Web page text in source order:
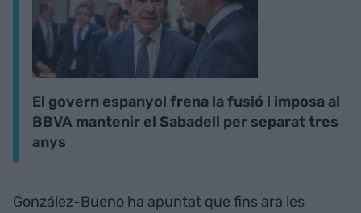
El govern espanyol frena la fusió i imposa al
BBVA mantenir el Sabadell per separat tres
anys
González-Bueno ha apuntat que fins ara les